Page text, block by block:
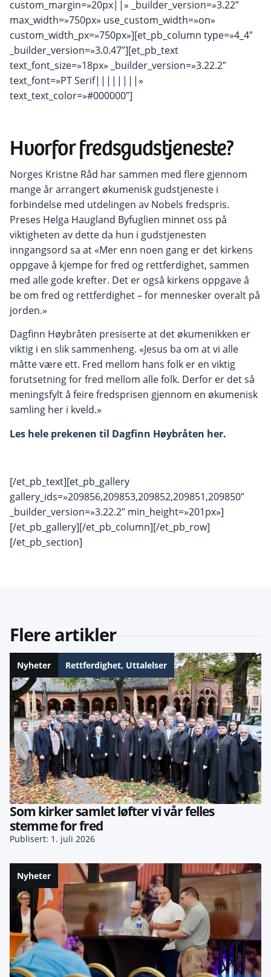
custom_margin=»20px||» _builder_version=»3.22″
max_width=»750px» use_custom_width=»on»
custom_width_px=»750px»][et_pb_column type=»4_4″
_builder_version=»3.0.47″][et_pb_text
text_font_size=»18px» _builder_version=»3.22.2″
text_font=»PT Serif||||||||»
text_text_color=»#000000″]
Hvorfor fredsgudstjeneste?
Norges Kristne Råd har sammen med flere gjennom
mange år arrangert økumenisk gudstjeneste i
forbindelse med utdelingen av Nobels fredspris.
Preses Helga Haugland Byfuglien minnet oss på
viktigheten av dette da hun i gudstjenesten
inngangsord sa at «Mer enn noen gang er det kirkens
oppgave å kjempe for fred og rettferdighet, sammen
med alle gode krefter. Det er også kirkens oppgave å
be om fred og rettferdighet – for mennesker overalt på
jorden.»
Dagfinn Høybråten presiserte at det økumenikken er
viktig i en slik sammenheng. «Jesus ba om at vi alle
måtte være ett. Fred mellom hans folk er en viktig
forutsetning for fred mellom alle folk. Derfor er det så
meningsfylt å feire fredsprisen gjennom en økumenisk
samling her i kveld.»
Les hele prekenen til Dagfinn Høybråten her.
[/et_pb_text][et_pb_gallery
gallery_ids=»209856,209853,209852,209851,209850″
_builder_version=»3.22.2″ min_height=»201px»]
[/et_pb_gallery][/et_pb_column][/et_pb_row]
[/et_pb_section]
Flere artikler
Nyheter Rettferdighet, Uttalelser
Som kirker samlet løfter vi vår felles
stemme for fred
Publisert: 1. juli 2026
Nyheter